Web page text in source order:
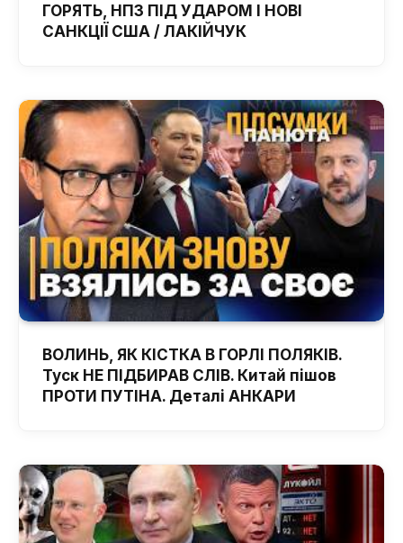
ГОРЯТЬ, НПЗ ПІД УДАРОМ І НОВІ
САНКЦІЇ США / ЛАКІЙЧУК
ВОЛИНЬ, ЯК КІСТКА В ГОРЛІ ПОЛЯКІВ.
Туск НЕ ПІДБИРАВ СЛІВ. Китай пішов
ПРОТИ ПУТІНА. Деталі АНКАРИ